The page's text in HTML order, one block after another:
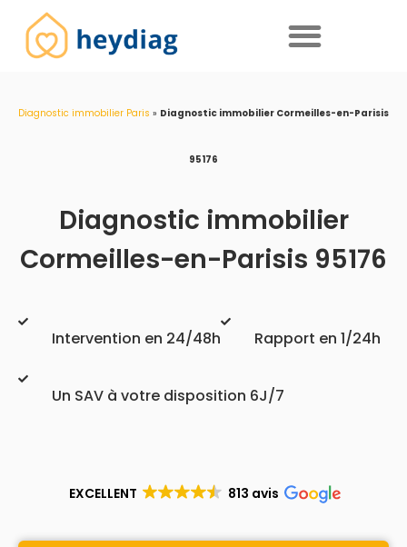
Diagnostic immobilier Paris » Diagnostic immobilier Cormeilles-en-Parisis
95176
Diagnostic immobilier
Cormeilles-en-Parisis 95176
Intervention en 24/48h Rapport en 1/24h
Un SAV à votre disposition 6J/7
EXCELLENT 813 avis